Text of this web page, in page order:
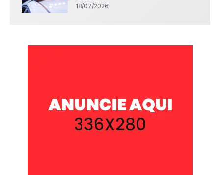
18/07/2026